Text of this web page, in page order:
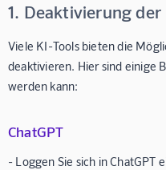
1. Deaktivierung
Viele KI-Tools bieten die
deaktivieren. Hier sind einige
werden kann:
ChatGPT
- Loggen Sie sich in ChatGPT